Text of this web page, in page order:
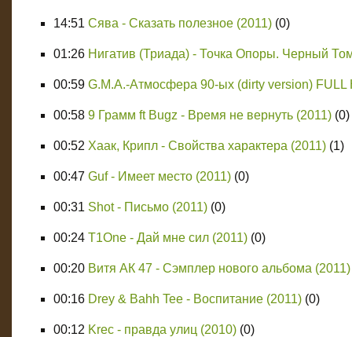
14:51 Сява - Сказать полезное (2011) (0)
01:26 Нигатив (Триада) - Точка Опоры. Черный
00:59 G.M.A.-Атмосфера 90-ых (dirty version) FULL
00:58 9 Грамм ft Bugz - Время не вернуть (2011) (0)
00:52 Хаак, Крипл - Свойства характера (2011) (1)
00:47 Guf - Имеет место (2011) (0)
00:31 Shot - Письмо (2011) (0)
00:24 T1One - Дай мне сил (2011) (0)
00:20 Витя АК 47 - Сэмплер нового альбома (2011)
00:16 Drey & Bahh Tee - Воспитание (2011) (0)
00:12 Krec - правда улиц (2010) (0)